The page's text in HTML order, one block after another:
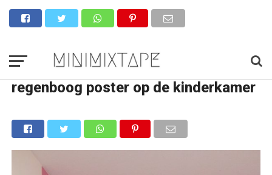
regenboog poster op de kinderkamer